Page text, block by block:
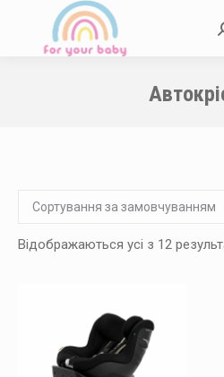
Відображаються усі з 12